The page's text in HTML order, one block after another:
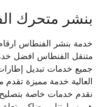
بنشر متحرك
خدمة بنشر الفنطاس
متنقل الفنطاس افضل
جميع خدمات تبديل
العالية خدمة مميزة
نقدم خدمات خاصة بتصليح